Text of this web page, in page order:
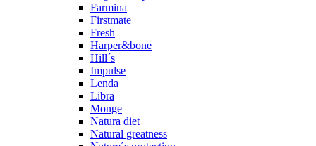
Farmina
Firstmate
Fresh
Harper&bone
Hill´s
Impulse
Lenda
Libra
Monge
Natura diet
Natural greatness